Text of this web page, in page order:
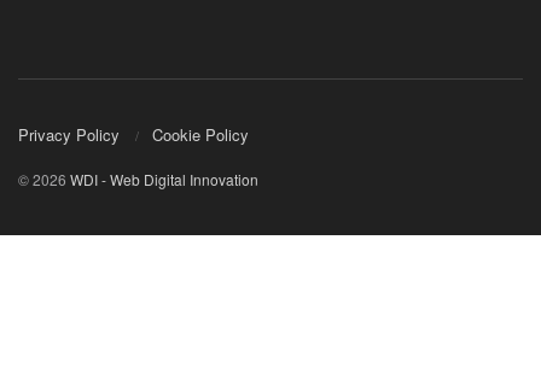
Privacy Policy Cookie Policy
© 2026 WDI - Web Digital Innovation